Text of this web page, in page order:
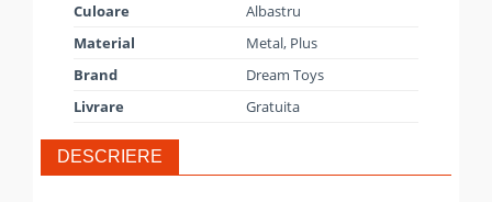
Culoare
Albastru
Material
Metal, Plus
Brand
Dream Toys
Livrare
Gratuita
DESCRIERE